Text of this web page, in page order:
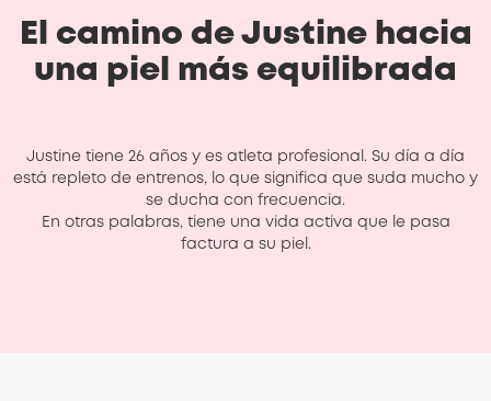
El camino de Justine hacia
una piel más equilibrada
Justine tiene 26 años y es atleta profesional. Su día a día
está repleto de entrenos, lo que significa que suda mucho y
se ducha con frecuencia.
En otras palabras, tiene una vida activa que le pasa
factura a su piel.